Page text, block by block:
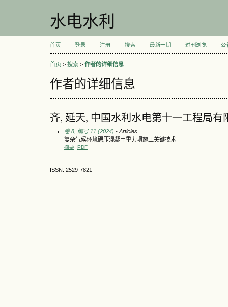
水电水利
首页 登录 注册 搜索 最新一期 过刊浏览 公
首页 > 搜索 > 作者的详细信息
作者的详细信息
齐, 延天, 中国水利水电第十一工程局有
卷 8, 编号 11 (2024) - Articles
复杂气候环境碾压混凝土重力坝施工关键技术
摘要 PDF
ISSN: 2529-7821